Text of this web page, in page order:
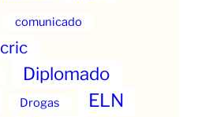
comunicado
cric
Diplomado
Drogas ELN